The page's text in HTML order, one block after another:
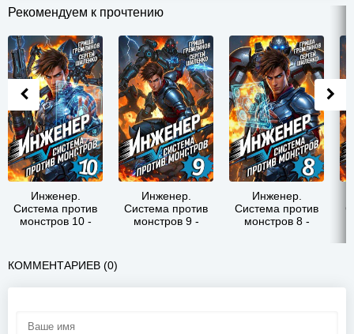
Рекомендуем к прочтению
Инженер.
Система против
монстров 10 -
Инженер.
Система против
монстров 9 -
Инженер.
Система против
монстров 8 -
КОММЕНТАРИЕВ (0)